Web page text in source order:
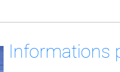
Informations